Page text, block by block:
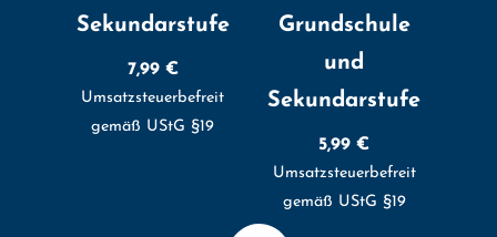
Sekundarstufe
7,99 €
Umsatzsteuerbefreit
gemäß UStG §19
Grundschule
und
Sekundarstufe
5,99€
Umsatzsteuerbefreit
gemäß UStG §19